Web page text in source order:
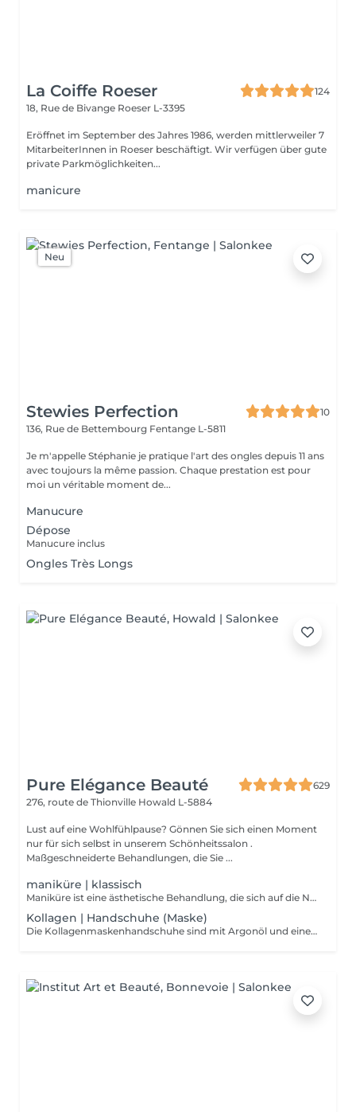
La Coiffe Roeser
124
18, Rue de Bivange Roeser L-3395
Eröffnet im September des Jahres 1986, werden mittlerweiler 7
MitarbeiterInnen in Roeser beschäftigt. Wir verfügen über gute
private Parkmöglichkeiten...
manicure
Neu
Stewies Perfection
10
136, Rue de Bettembourg Fentange L-5811
Je m'appelle Stéphanie je pratique l'art des ongles depuis 11 ans
avec toujours la même passion. Chaque prestation est pour
moi un véritable moment de...
Manucure
Dépose
Manucure inclus
Ongles Très Longs
Pure Elégance Beauté
629
276, route de Thionville Howald L-5884
Lust auf eine Wohlfühlpause? Gönnen Sie sich einen Moment
nur für sich selbst in unserem Schönheitssalon .
Maßgeschneiderte Behandlungen, die Sie ...
maniküre | klassisch
Maniküre ist eine ästhetische Behandlung, die sich auf die Nägel konzentriert. Die Kosmetikerin wird Ihre Finger zu Beginn der Maniküre in einer Schüssel mit heißem Wasser einweichen Die Maniküre ermöglicht es, die Nägel zu stärken, von kleinen abgestorbenen Hautschüppchen, die sie umgeben, zu befreien und gepflegte Hände zu zeigen. Beschränkt sich auf das Zurückschieben der Nagelhaut, Feilen und Polieren der Nägel und begleitend mit einer Massage der Hände am Ende der Maniküre und evtl
Kollagen | Handschuhe (Maske)
Die Kollagenmaskenhandschuhe sind mit Argonöl und einer kollagenreichen Emulsion vorimprägniert, um die Haut zu durchdringen und mit Feuchtigkeit zu versorgen.